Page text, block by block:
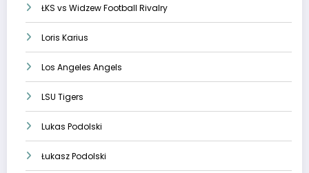
ŁKS vs Widzew Football Rivalry
Loris Karius
Los Angeles Angels
LSU Tigers
Lukas Podolski
Łukasz Podolski